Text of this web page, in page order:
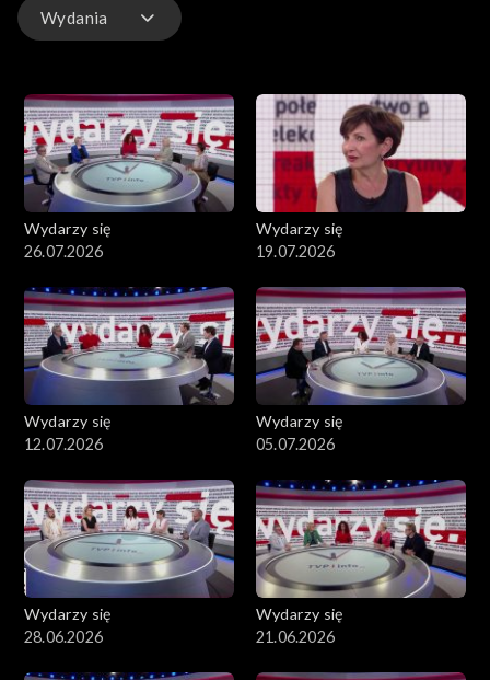
Wydania
Wydarzy się
26.07.2026
Wydarzy się
19.07.2026
Wydarzy się
12.07.2026
Wydarzy się
05.07.2026
Wydarzy się
28.06.2026
Wydarzy się
21.06.2026